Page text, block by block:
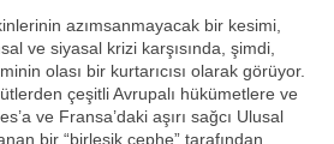
azımsanmayacak bir kesimi,
ve siyasal krizi karşısında, şimdi,
olası bir kurtarıcısı olarak görüyor.
çeşitli Avrupalı hükümetlere ve
ve Fransa’daki aşırı sağcı Ulusal
bir “birleşik cephe” tarafından